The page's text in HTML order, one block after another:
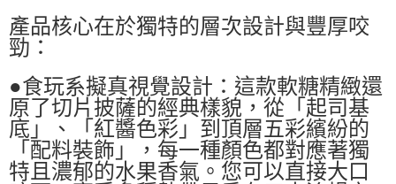
產品核心在於獨特的層次設計與豐厚咬
勁：
●食玩系擬真視覺設計：這款軟糖精緻還
原了切片披薩的經典樣貌，從「起司基
底」、「紅醬色彩」到頂層五彩繽紛的
「配料裝飾」，每一種顏色都對應著獨
特且濃郁的水果香氣。您可以直接大口